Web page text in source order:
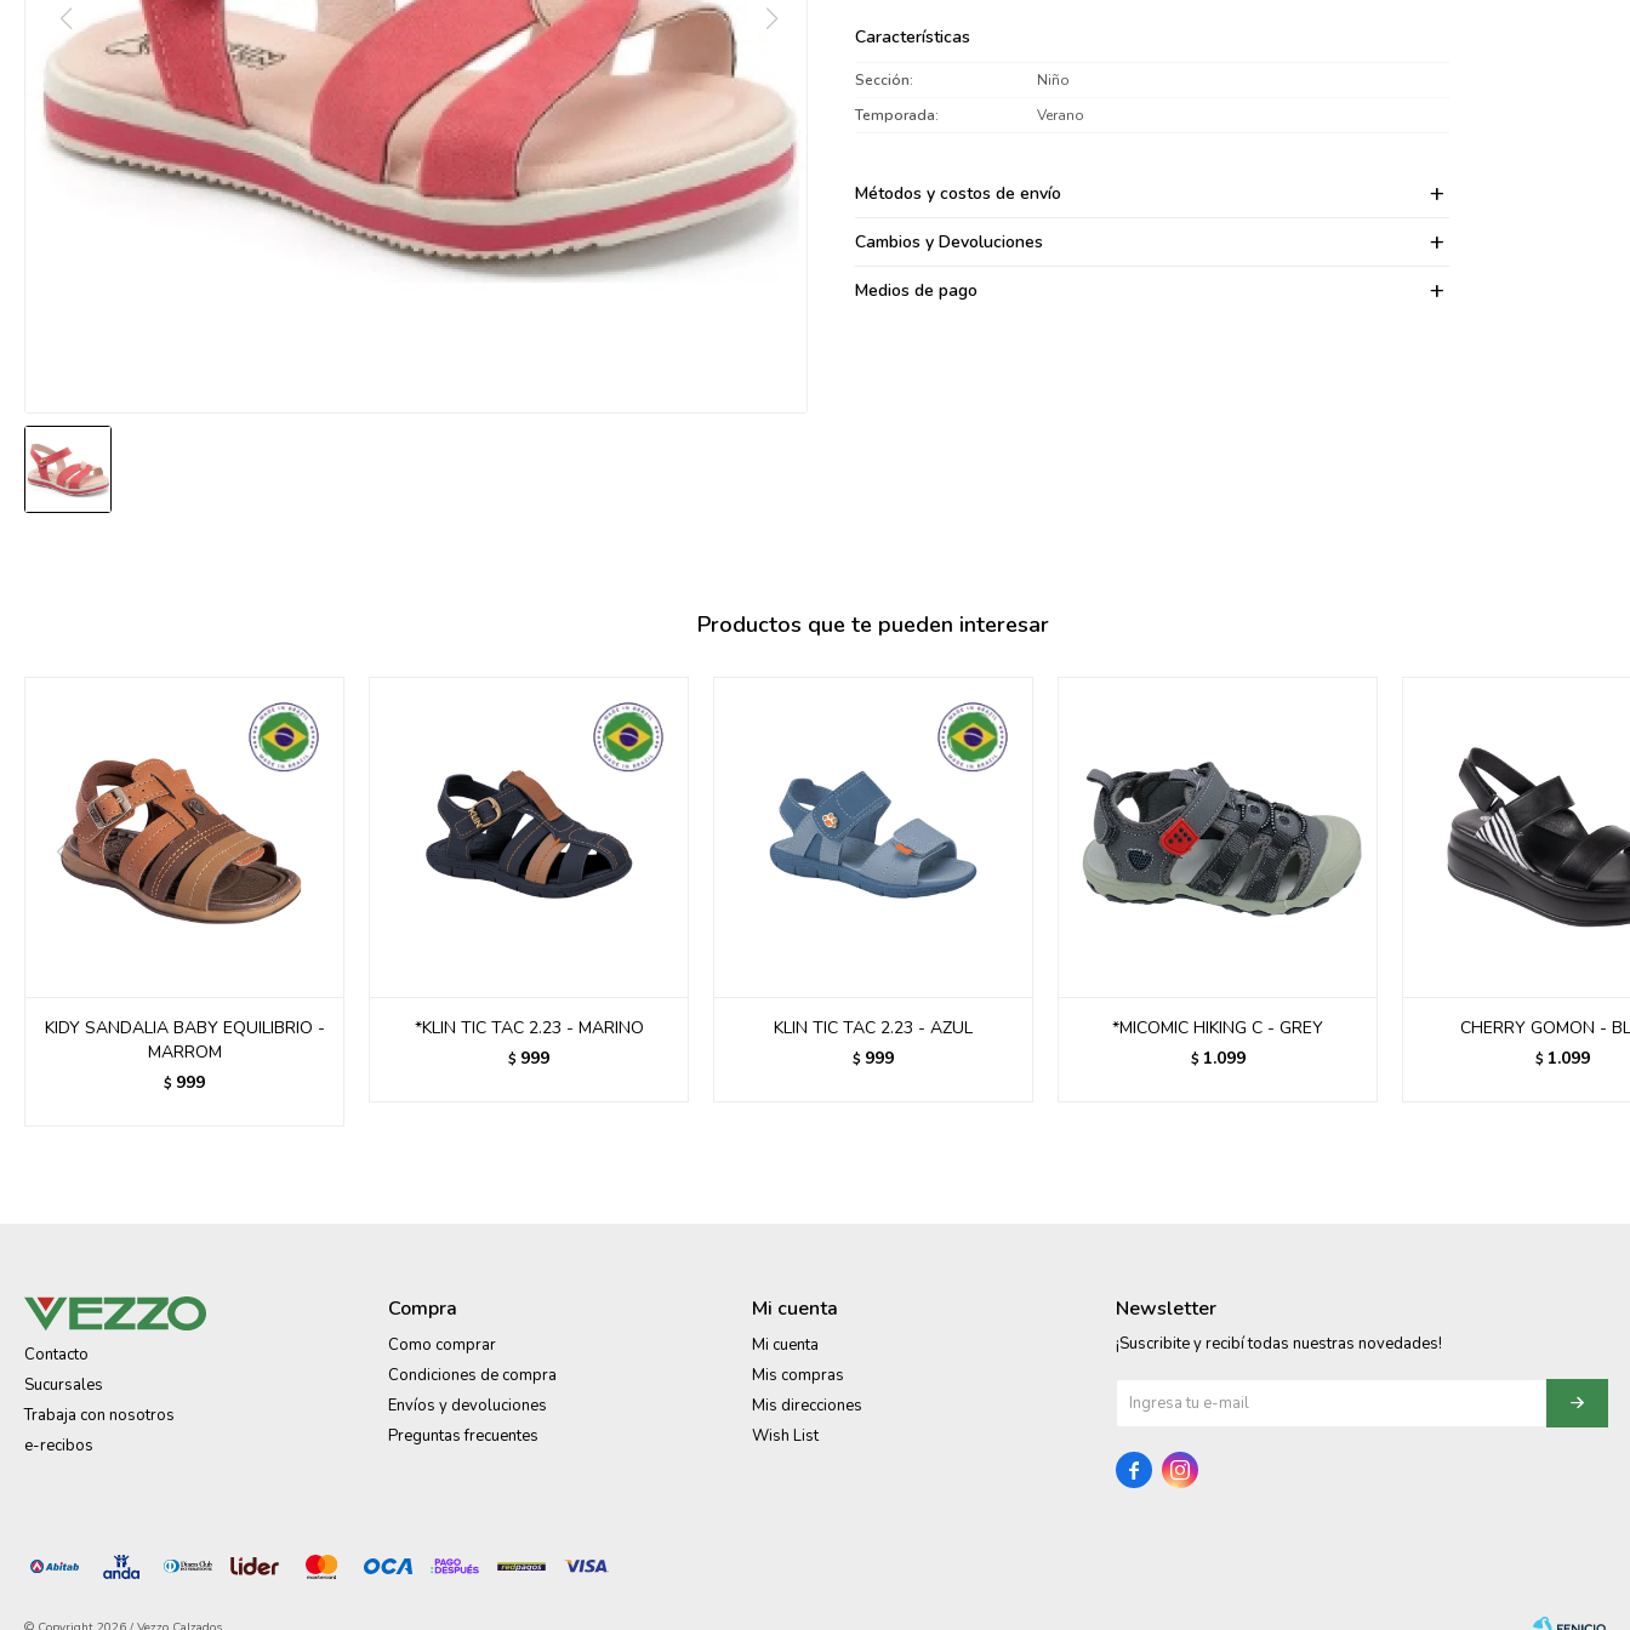
Características
Sección
Niño
Temporada
Verano
Métodos y costos de envío
Cambios y Devoluciones
Medios de pago
Productos que te pueden interesar
KIDY SANDALIA BABY EQUILIBRIO -
MARROM
$ 999
*KLIN TIC TAC 2.23 - MARINO
$ 999
KLIN TIC TAC 2.23 - AZUL
$ 999
*MICOMIC HIKING C - GREY
$ 1.099
CHERRY GOMON -
$ 1.099
095900376
095900383
095900383
095900354
Contacto
Sucursales
Trabaja con nosotros
e-recibos
Compra
Como comprar
Condiciones de compra
Envíos y devoluciones
Preguntas frecuentes
Mi cuenta
Mi cuenta
Mis compras
Mis direcciones
Wish List
Newsletter
¡Suscribite y recibí todas nuestras novedades!
 